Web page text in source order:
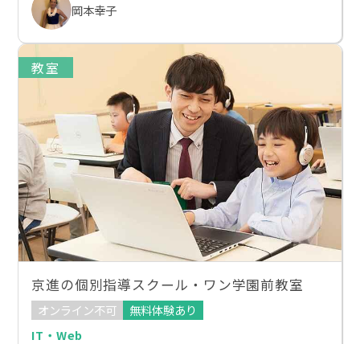
岡本幸子
教室
京進の個別指導スクール・ワン学園前教室
オンライン不可
無料体験あり
IT・Web